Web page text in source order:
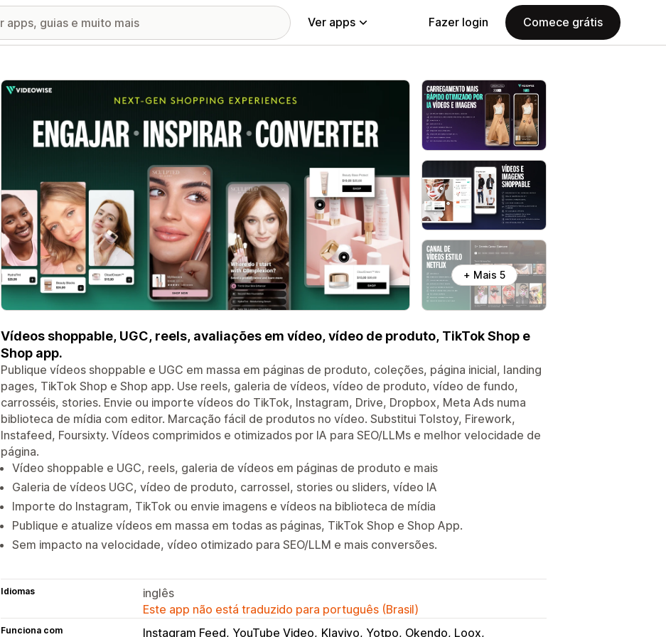
Ver apps Fazer login Comece grátis
Galeria de imagens em destaque
+ Mais 5
Vídeos shoppable, UGC, reels, avaliações em vídeo, vídeo de produto, TikTok Shop e
Shop app.
Publique vídeos shoppable e UGC em massa em páginas de produto, coleções, página inicial, landing
pages, TikTok Shop e Shop app. Use reels, galeria de vídeos, vídeo de produto, vídeo de fundo,
carrosséis, stories. Envie ou importe vídeos do TikTok, Instagram, Drive, Dropbox, Meta Ads numa
biblioteca de mídia com editor. Marcação fácil de produtos no vídeo. Substitui Tolstoy, Firework,
Instafeed, Foursixty. Vídeos comprimidos e otimizados por IA para SEO/LLMs e melhor velocidade de
página.
Vídeo shoppable e UGC, reels, galeria de vídeos em páginas de produto e mais
Galeria de vídeos UGC, vídeo de produto, carrossel, stories ou sliders, vídeo IA
Importe do Instagram, TikTok ou envie imagens e vídeos na biblioteca de mídia
Publique e atualize vídeos em massa em todas as páginas, TikTok Shop e Shop App.
Sem impacto na velocidade, vídeo otimizado para SEO/LLM e mais conversões.
Idiomas
inglês
Este app não está traduzido para português (Brasil)
Funciona com Instagram Feed, YouTube Video Klaviyo, Yotpo, Okendo, Loox